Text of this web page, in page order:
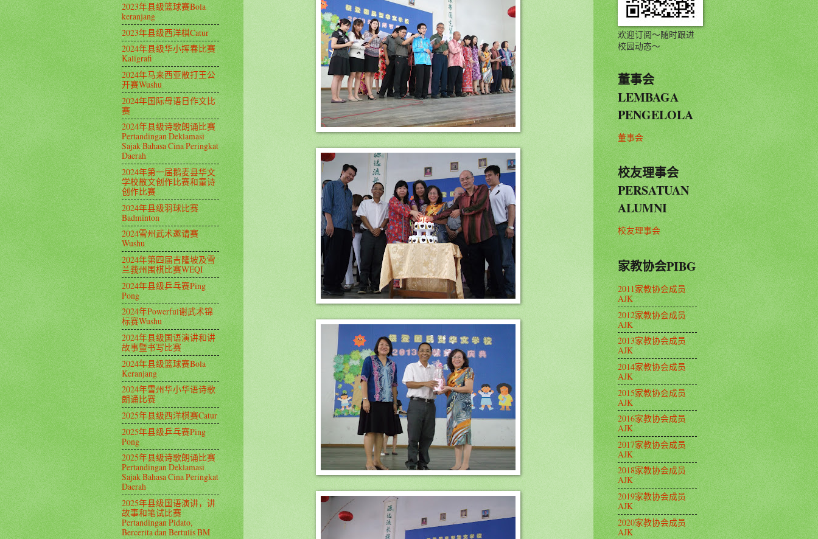
2023年县级篮球赛Bola
keranjang
2023年县级西洋棋Catur
2024年县级华小挥春比赛
Kaligrafi
2024年马来西亚散打王公
开赛Wushu
2024年国际母语日作文比
赛
2024年县级诗歌朗诵比赛
Pertandingan Deklamasi
Sajak Bahasa Cina Peringkat
Daerah
2024年第一届鹅麦县华文
学校散文创作比赛和童诗
创作比赛
2024年县级羽球比赛
Badminton
2024雪州武术邀请赛
Wushu
2024年第四届吉隆坡及雪
兰莪州围棋比赛WEQI
2024年县级乒乓赛Ping
Pong
2024年Powerful谢武术锦
标赛Wushu
2024年县级国语演讲和讲
故事暨书写比赛
2024年县级篮球赛Bola
Keranjang
2024年雪州华小华语诗歌
朗诵比赛
2025年县级西洋棋赛Catur
2025年县级乒乓赛Ping
Pong
2025年县级诗歌朗诵比赛
Pertandingan Deklamasi
Sajak Bahasa Cina Peringkat
Daerah
2025年县级国语演讲，讲
故事和笔试比赛
Pertandingan Pidato,
Bercerita dan Bertulis BM
欢迎订阅～随时跟进
校园动态～
董事会
LEMBAGA
PENGELOLA
董事会
校友理事会
PERSATUAN
ALUMNI
校友理事会
家教协会PIBG
2011家教协会成员
AJK
2012家教协会成员
AJK
2013家教协会成员
AJK
2014家教协会成员
AJK
2015家教协会成员
AJK
2016家教协会成员
AJK
2017家教协会成员
AJK
2018家教协会成员
AJK
2019家教协会成员
AJK
2020家教协会成员
AJK